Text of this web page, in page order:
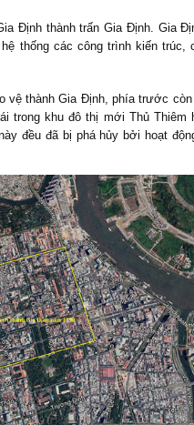
Định thành trấn Gia Định. Gia
thống các công trình kiến
vệ thành Gia Định, phía trước
trong khu đô thị mới Thủ
đều đã bị phá hủy bởi hoạt